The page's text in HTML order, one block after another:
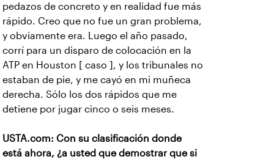
pedazos de concreto y en realidad fue más
rápido. Creo que no fue un gran problema,
y obviamente era. Luego el año pasado,
corrí para un disparo de colocación en la
ATP en Houston [ caso ], y los tribunales no
estaban de pie, y me cayó en mi muñeca
derecha. Sólo los dos rápidos que me
detiene por jugar cinco o seis meses.
USTA.com: Con su clasificación donde
está ahora, ¿a usted que demostrar que si